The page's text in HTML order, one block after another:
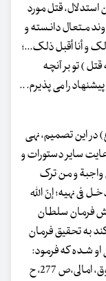
ادامه این استدلال، قتل مورد
مـتعال دانـسته و
لک و أنا أقبل ذلک...؛
) تو بر آنچه
را می پذیرم. ..
این تصمیم، نهی
سایر دستورات و
واجبة و من ترک
فی نهیه؛ إنّ اللّه
فرمان سلطان
به تحقیق فرمان
شـده که فرمود:
خود را با دستان خود به هلاکت نیندازید. (صدوق، امالی،ص 277، ح